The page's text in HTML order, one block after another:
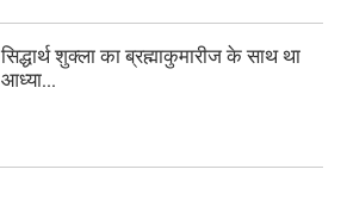
सिद्धार्थ शुक्ला का ब्रह्माकुमारीज के साथ था
आध्या...